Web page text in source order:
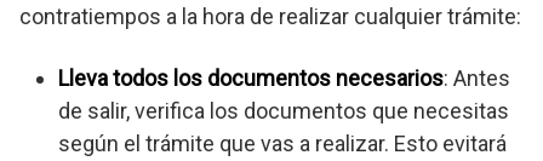
contratiempos a la hora de realizar cualquier trámite:
Lleva todos los documentos necesarios: Antes
de salir, verifica los documentos que necesitas
según el trámite que vas a realizar. Esto evitará